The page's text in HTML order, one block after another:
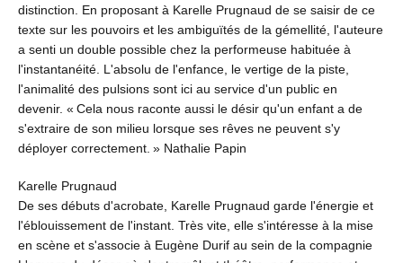
distinction. En proposant à Karelle Prugnaud de se saisir de ce
texte sur les pouvoirs et les ambiguïtés de la gémellité, l'auteure
a senti un double possible chez la performeuse habituée à
l'instantanéité. L'absolu de l'enfance, le vertige de la piste,
l'animalité des pulsions sont ici au service d'un public en
devenir. « Cela nous raconte aussi le désir qu'un enfant a de
s'extraire de son milieu lorsque ses rêves ne peuvent s'y
déployer correctement. » Nathalie Papin
Karelle Prugnaud
De ses débuts d'acrobate, Karelle Prugnaud garde l'énergie et
l'éblouissement de l'instant. Très vite, elle s'intéresse à la mise
en scène et s'associe à Eugène Durif au sein de la compagnie